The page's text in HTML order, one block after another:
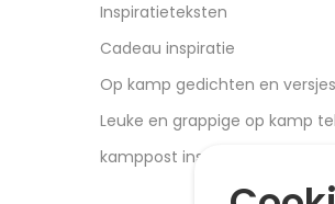
Inspiratieteksten
Cadeau inspiratie
Op kamp gedichten en versjes
Leuke en grappige op kamp
kamppost inspiratie